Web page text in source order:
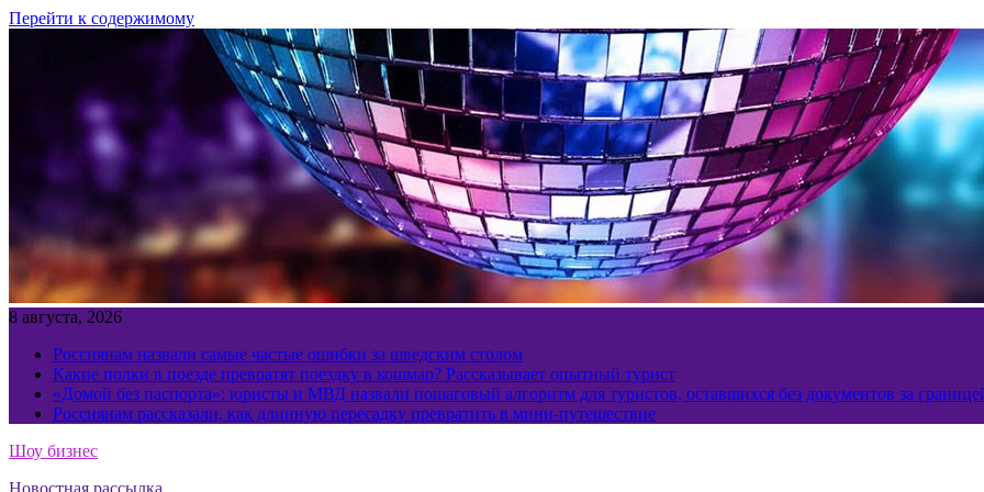
Перейти к содержимому
8 августа, 2026
Россиянам назвали самые частые ошибки за шведским столом
Какие полки в поезде превратят поездку в кошмар? Рассказывает опытный турист
«Домой без паспорта»: юристы и МВД назвали пошаговый алгоритм для туристов, оставшихся без документов за
Россиянам рассказали, как длинную пересадку превратить в мини-путешествие
Шоу бизнес
Новостная рассылка